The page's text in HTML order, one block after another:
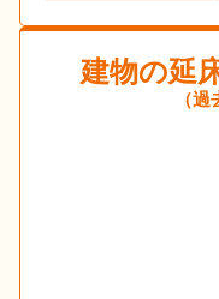
建物の延
（